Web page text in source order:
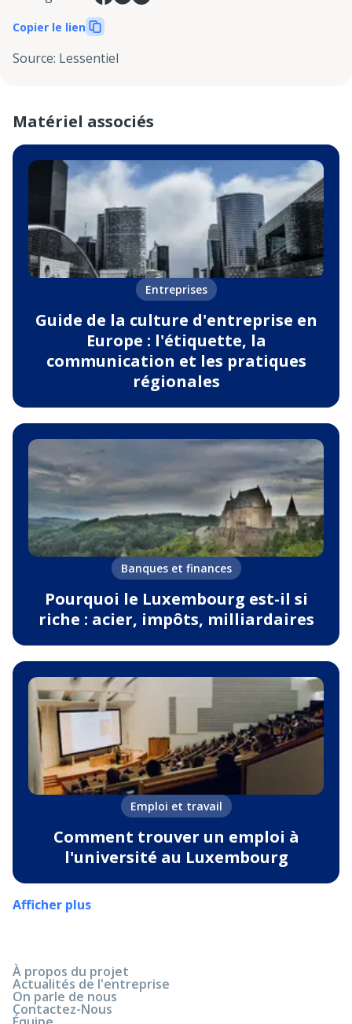
Copier le lien
Source: Lessentiel
Matériel associés
Entreprises
Guide de la culture d'entreprise en
Europe : l'étiquette, la
communication et les pratiques
régionales
Banques et finances
Pourquoi le Luxembourg est-il si
riche : acier, impôts, milliardaires
Emploi et travail
Comment trouver un emploi à
l'université au Luxembourg
Afficher plus
À propos du projet
Actualités de l'entreprise
On parle de nous
Contactez-Nous